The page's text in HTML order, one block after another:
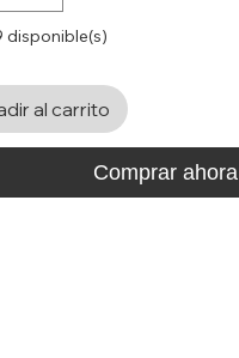
disponible(s)
al carrito
Comprar ahora